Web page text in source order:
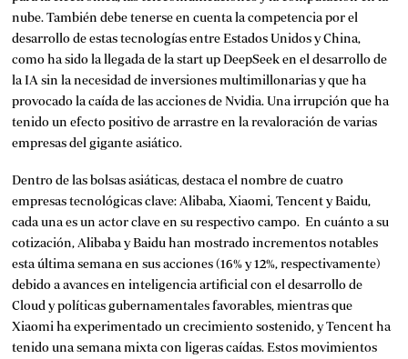
nube. También debe tenerse en cuenta la competencia por el
desarrollo de estas tecnologías entre Estados Unidos y China,
como ha sido la llegada de la start up DeepSeek en el desarrollo de
la IA sin la necesidad de inversiones multimillonarias y que ha
provocadola caída de las acciones de Nvidia. Una irrupción que ha
tenido un efecto positivo de arrastre en la revaloración de varias
empresas del gigante asiático.
Dentro de las bolsas asiáticas, destaca el nombre de cuatro
empresas tecnológicas clave: Alibaba, Xiaomi, Tencent y Baidu,
cada una es un actor clave en su respectivo campo. En cuánto a su
cotización, Alibaba y Baidu han mostrado incrementos notables
esta última semana en sus acciones (16% y 12%, respectivamente)
debido a avances en inteligencia artificial con el desarrollo de
Cloud y políticas gubernamentales favorables, mientras que
Xiaomi ha experimentado un crecimiento sostenido, y Tencent ha
tenido una semana mixta con ligeras caídas. Estos movimientos